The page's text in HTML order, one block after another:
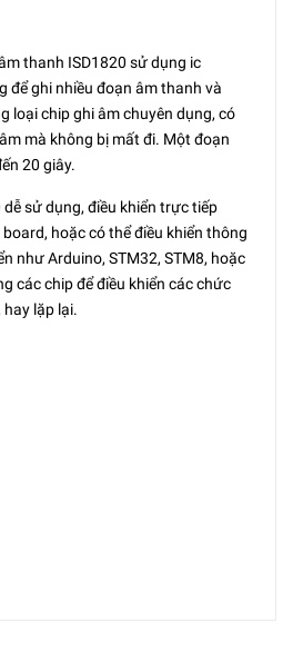
thanh ISD1820 sử dụng ic
để ghi nhiều đoạn âm thanh và
loại chip ghi âm chuyên dụng, có
mà không bị mất đi. Một đoạn
20 giây.
sử dụng, điều khiển trực tiếp
hoặc có thể điều khiển thông
như Arduino, STM32, STM8, hoặc
các chip để điều khiển các chức
lặp lại.